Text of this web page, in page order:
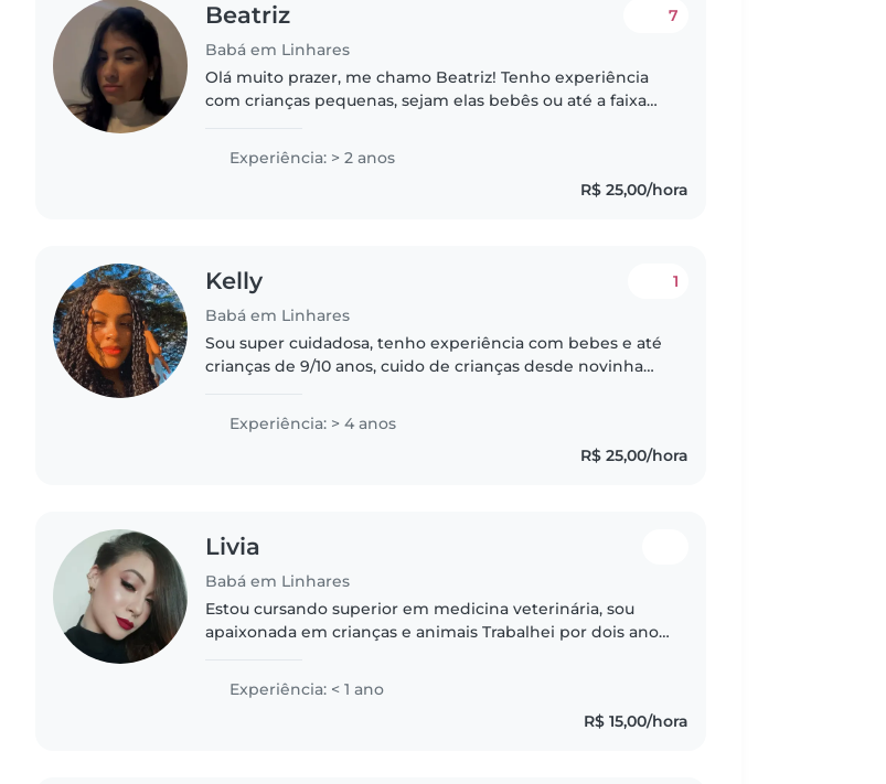
Beatriz
Babá em Linhares
7
Olá muito prazer, me chamo Beatriz! Tenho experiência
com crianças pequenas, sejam elas bebês ou até a faixa
com um forte interesse..
Experiência: > 2 anos
R$ 25,00/hora
Kelly
Babá em Linhares
1
Sou super cuidadosa, tenho experiência com bebes e até
crianças de 9/10 anos, cuido de crianças desde novinha
trabalhei em hotelzinho..
Experiência: > 4 anos
R$ 25,00/hora
Livia
Babá em Linhares
Estou cursando superior em medicina veterinária, sou
apaixonada em crianças e animais Trabalhei por dois anos
tenho facilidade..
Experiência: < 1 ano
R$ 15,00/hora